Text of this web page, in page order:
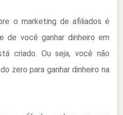
o marketing de afiliados é
de você ganhar dinheiro em
criado. Ou seja, você não
zero para ganhar dinheiro na